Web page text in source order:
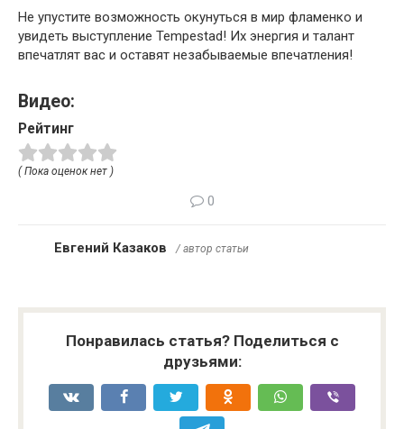
Не упустите возможность окунуться в мир фламенко и
увидеть выступление Tempestad! Их энергия и талант
впечатлят вас и оставят незабываемые впечатления!
Видео:
Рейтинг
( Пока оценок нет )
0
Евгений Казаков / автор статьи
Понравилась статья? Поделиться с
друзьями: